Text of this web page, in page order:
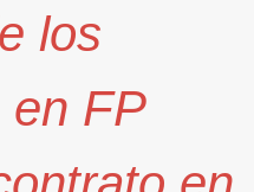
los
en FP